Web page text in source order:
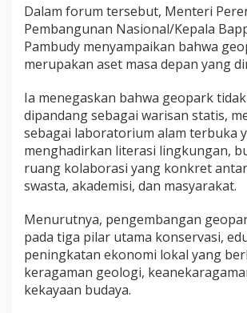
,
H
a
i
T
e
g
a
s
n
K
o
m
Dalam forum tersebut, Menteri
Pembangunan Nasional/Kepala
Pambudy menyampaikan bahwa
merupakan aset masa depan yang
Ia menegaskan bahwa geopark
dipandang sebagai warisan statis,
sebagai laboratorium alam terbuka
menghadirkan literasi lingkungan,
ruang kolaborasi yang konkret
swasta, akademisi, dan masyarakat.
Menurutnya, pengembangan
pada tiga pilar utama konservasi,
peningkatan ekonomi lokal yang
keragaman geologi,
kekayaan budaya.